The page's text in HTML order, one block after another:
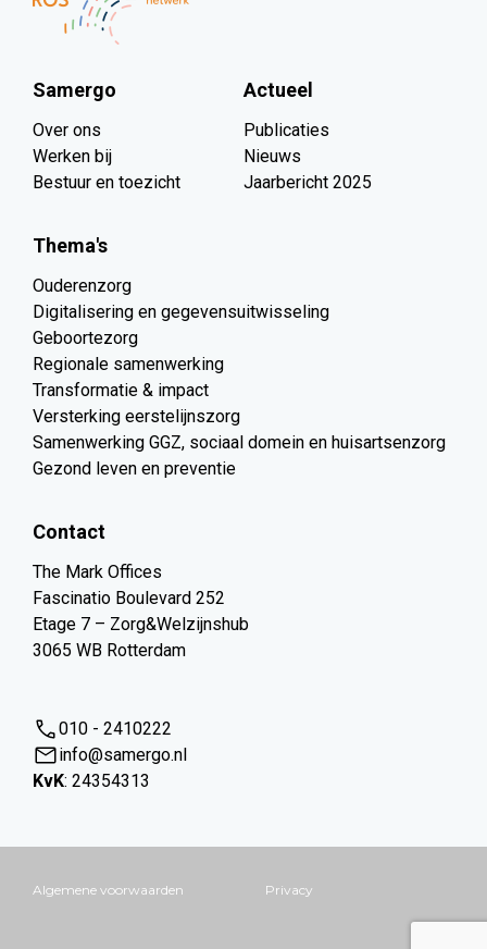
Samergo
Over ons
Werken bij
Bestuur en toezicht
Actueel
Publicaties
Nieuws
Jaarbericht 2025
Thema's
Ouderenzorg
Digitalisering en gegevensuitwisseling
Geboortezorg
Regionale samenwerking
Transformatie & impact
Versterking eerstelijnszorg
Samenwerking GGZ, sociaal domein en huisartsenzorg
Gezond leven en preventie
Contact
The Mark Offices
Fascinatio Boulevard 252
Etage 7 – Zorg&Welzijnshub
3065 WB Rotterdam
010 - 2410222
info@samergo.nl
KvK: 24354313
Algemene voorwaarden Privacy